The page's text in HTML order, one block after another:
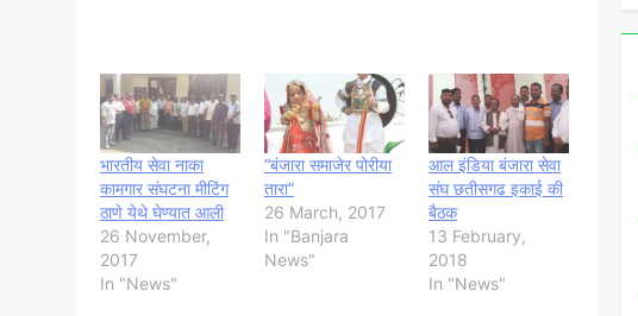
भारतीय सेवा नाका
कामगार संघटना मीटिंग
ठाणे येथे घेण्यात आली
26 November,
2017
In "News"
“बंजारा समाजेर पोरीया
तारा”
26 March, 2017
In "Banjara
News"
आल इंडिया बंजारा सेवा
संघ छतीसगढ इकाई की
बैठक
13 February,
2018
In "News"